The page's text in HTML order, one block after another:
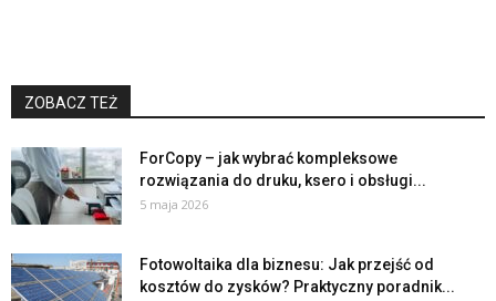
ZOBACZ TEŻ
ForCopy – jak wybrać kompleksowe
rozwiązania do druku, ksero i obsługi...
5 maja 2026
Fotowoltaika dla biznesu: Jak przejść od
kosztów do zysków? Praktyczny poradnik...